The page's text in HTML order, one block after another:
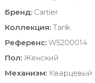
Бренд: Cartier
Коллекция: Tank
Референс: W5200014
Пол: Женский
Механизм: Кварцевый